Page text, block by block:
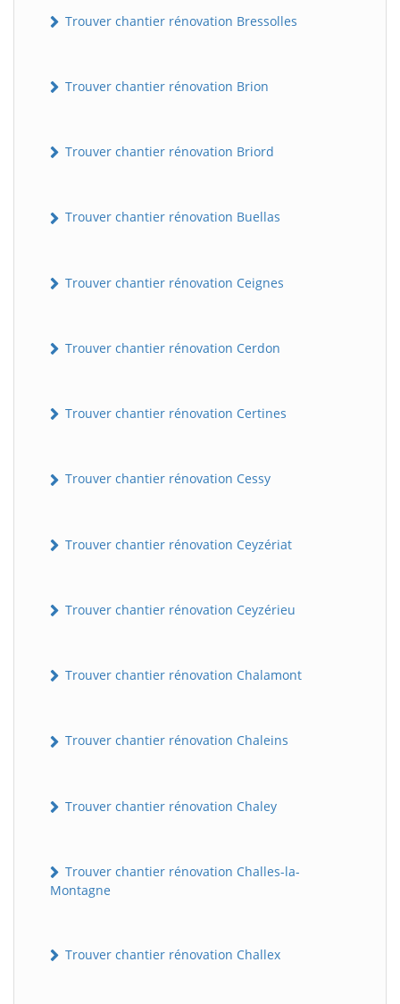
Trouver chantier rénovation Bressolles
Trouver chantier rénovation Brion
Trouver chantier rénovation Briord
Trouver chantier rénovation Buellas
Trouver chantier rénovation Ceignes
Trouver chantier rénovation Cerdon
Trouver chantier rénovation Certines
Trouver chantier rénovation Cessy
Trouver chantier rénovation Ceyzériat
Trouver chantier rénovation Ceyzérieu
Trouver chantier rénovation Chalamont
Trouver chantier rénovation Chaleins
Trouver chantier rénovation Chaley
Trouver chantier rénovation Challes-la-
Montagne
Trouver chantier rénovation Challex